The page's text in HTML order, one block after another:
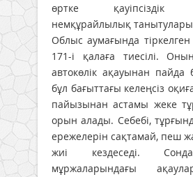
өртке қауіпсіздік
немқұрайлылық
Облыс аумағында тіркелген
171-і қалаға тиесілі.
автокөлік ақауынан пайда
бұл бағыттағы келеңсіз
пайызынан астамы жеке
орын алады. Себебі,
ережелерін сақтамай, пеш
жиі кездеседі.
мұржаларындағы